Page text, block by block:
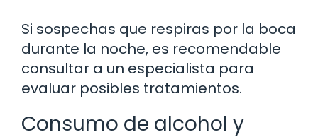
Si sospechas que respiras por la boca
durante la noche, es recomendable
consultar a un especialista para
evaluar posibles tratamientos.
Consumo de alcohol y